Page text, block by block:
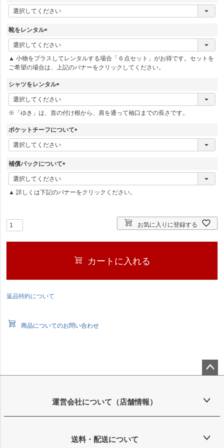
(
必
靴をレンタル
(
必
須
)
▲ 小物をプラスしてレンタルする場合「６点セット」がお得です。セットを
ご希望の場合は、上記のバナーをクリックしてください。
シャツをレンタル
(
必
須
※「ゆき」は、首の付け根から、肩を通って袖口までの長さです。
ポケットチーフについて
(
必
補償パックについて
(
必
須
▲ 詳しくは下記のバナーをクリックください。
お気に入りに登録する
カートに入れる
返品特約について
商品についてのお問い合わせ
ップ
運営会社について（店舗情報）
送料・配送について